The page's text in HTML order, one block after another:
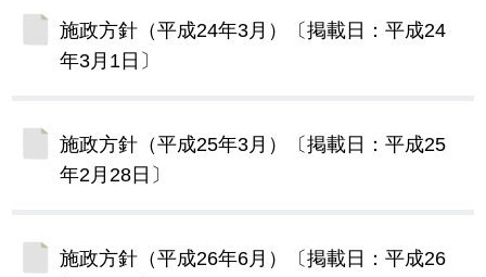
施政方針（平成24年3月）〔掲載日：平成24
年3月1日〕
施政方針（平成25年3月）〔掲載日：平成25
年2月28日〕
施政方針（平成26年6月）〔掲載日：平成26